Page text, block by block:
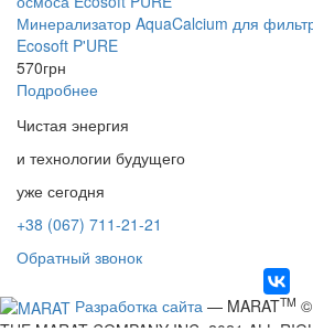
Минерализатор AquaCalcium для
Ecosoft P'URE
570грн
Подробнее
Чистая энергия
и технологии будущего
уже сегодня
+38 (067) 711-21-21
Обратный звонок
Разработка сайта — MARATTM